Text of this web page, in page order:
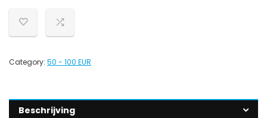
Category: 50 - 100 EUR
Beschrijving